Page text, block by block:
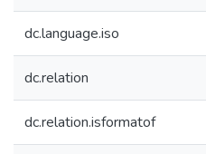
dc.language.iso
dc.relation
dc.relation.isformatof